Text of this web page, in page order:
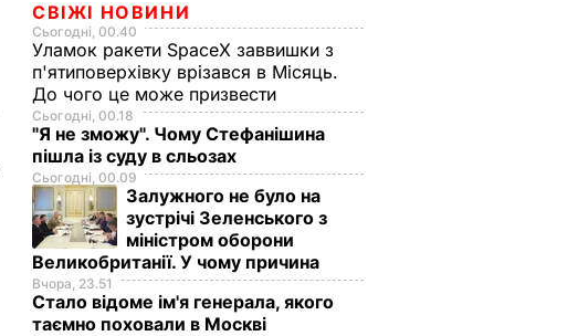
СВІЖІ НОВИНИ
Сьогодні, 00.40
Уламок ракети SpaceX заввишки з
п'ятиповерхівку врізався в Місяць.
До чого це може призвести
Сьогодні, 00.18
"Я не зможу". Чому Стефанішина
пішла із суду в сльозах
Сьогодні, 00.09
Залужного не було на
зустрічі Зеленського з
міністром оборони
Великобританії. У чому причина
Вчора, 23.51
Стало відоме ім'я генерала, якого
таємно поховали в Москві